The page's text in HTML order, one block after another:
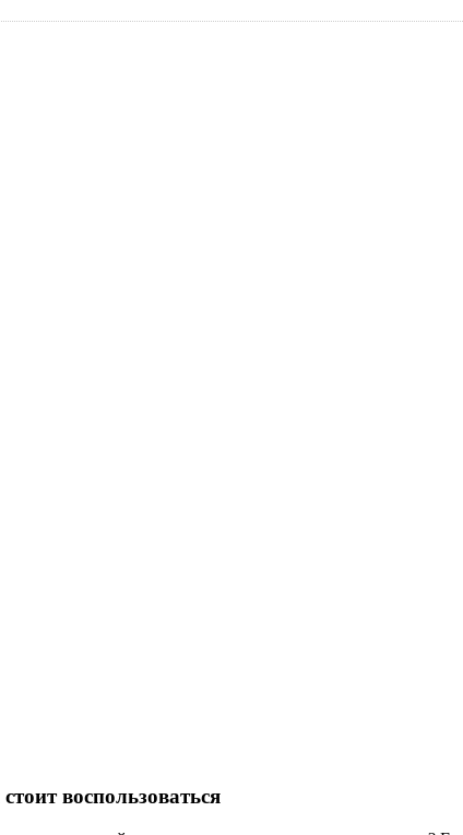
воспользоваться